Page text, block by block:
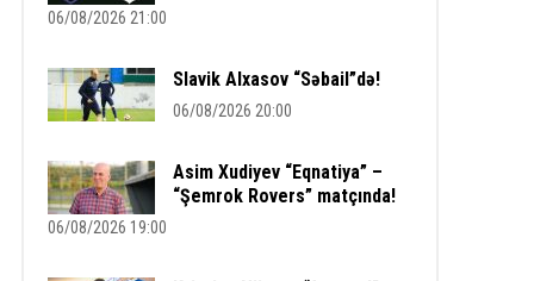
06/08/2026 21:00
Slavik Alxasov “Səbail”də!
06/08/2026 20:00
Asim Xudiyev “Eqnatiya” –
“Şemrok Rovers” matçında!
06/08/2026 19:00